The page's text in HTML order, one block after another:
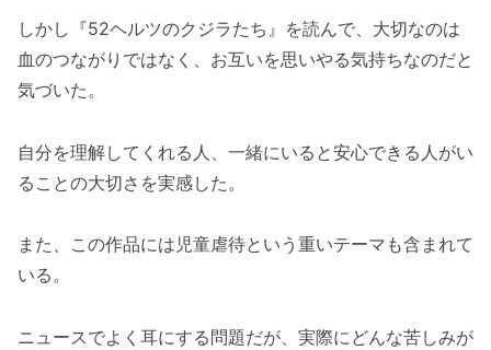
しかし『52ヘルツのクジラたち』を読んで、大切なのは
血のつながりではなく、お互いを思いやる気持ちなのだと
気づいた。
自分を理解してくれる人、一緒にいると安心できる人がい
ることの大切さを実感した。
また、この作品には児童虐待という重いテーマも含まれて
いる。
ニュースでよく耳にする問題だが、実際にどんな苦しみが